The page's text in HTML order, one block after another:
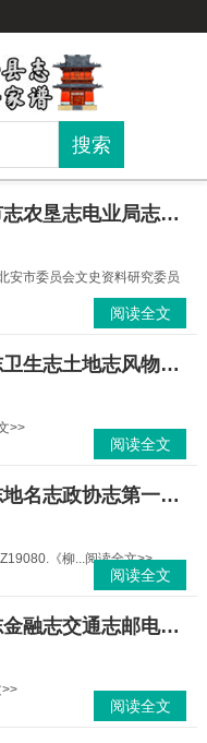
北安文史资料：北安县志北安市志农垦志电业局志地名录建设志财政局志PDF电子版地方志下载
安市委员会文史资料研究委员
阅读全文
汤阴文史资料：汤阴县志人物志卫生志土地志风物民俗志商业志政协志关工委志PDF电子版
>>
阅读全文
柳河文史资料：柳河县志人大志地名志政协志第一中学校志等柳河县地方资料PDF电子版下载
《柳...阅读全文>>
阅读全文
蕉岭文史资料：蕉岭县志公安志金融志交通志邮电志计划生育志工会志妇女志军事志等PDF电子版下载
阅读全文